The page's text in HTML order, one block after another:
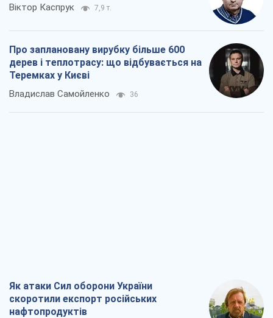
Віктор Каспрук 7,9 т.
Про заплановану вирубку більше 600
дерев і теплотрасу: що відбувається на
Теремках у Києві
Владислав Самойленко 36
Як атаки Сил оборони України
скоротили експорт російських
нафтопродуктів